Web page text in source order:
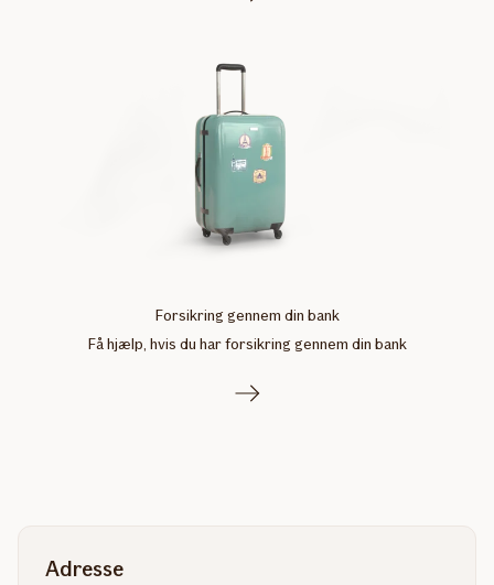
Forsikring gennem din bank
Få hjælp, hvis du har forsikring gennem din bank
Adresse